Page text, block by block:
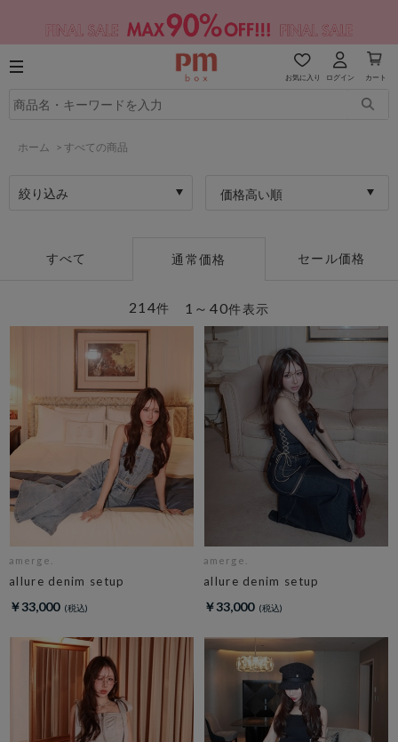
お気に入り ログイン カート
ホーム > すべての商品
絞り込み 価格高い順
すべて 通常価格 セール価格
1～40件表示
214件
amerge.
allure denim setup
￥33,000
amerge.
allure denim setup
￥33,000